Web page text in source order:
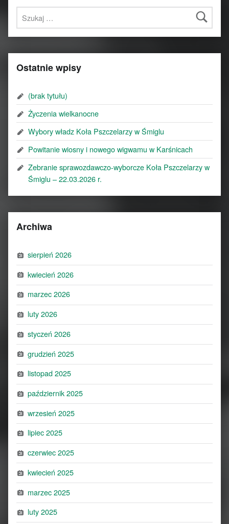
Szukaj:
Ostatnie wpisy
(brak tytułu)
Życzenia wielkanocne
Wybory władz Koła Pszczelarzy w Śmiglu
Powitanie wiosny i nowego wigwamu w Karśnicach
Zebranie sprawozdawczo-wyborcze Koła Pszczelarzy w
Śmiglu – 22.03.2026 r.
Archiwa
sierpień 2026
kwiecień 2026
marzec 2026
luty 2026
styczeń 2026
grudzień 2025
listopad 2025
październik 2025
wrzesień 2025
lipiec 2025
czerwiec 2025
kwiecień 2025
marzec 2025
luty 2025